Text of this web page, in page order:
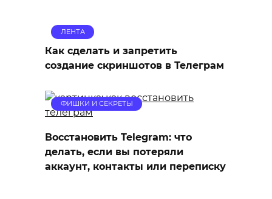
ЛЕНТА
Как сделать и запретить
создание скриншотов в Телеграм
ФИШКИ И СЕКРЕТЫ
Восстановить Telegram: что
делать, если вы потеряли
аккаунт, контакты или переписку